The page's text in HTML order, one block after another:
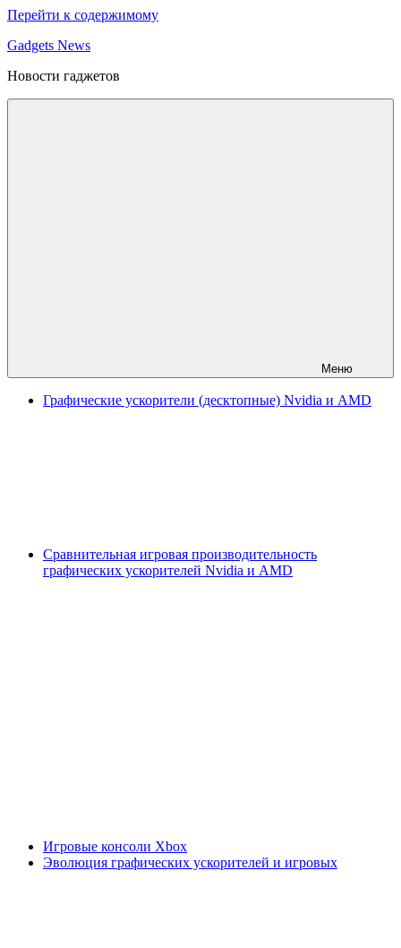
Перейти к содержимому
Gadgets News
Новости гаджетов
Меню
Графические ускорители (десктопные) Nvidia и AMD
Сравнительная игровая производительность
графических ускорителей Nvidia и AMD
Игровые консоли Xbox
Эволюция графических ускорителей и игровых